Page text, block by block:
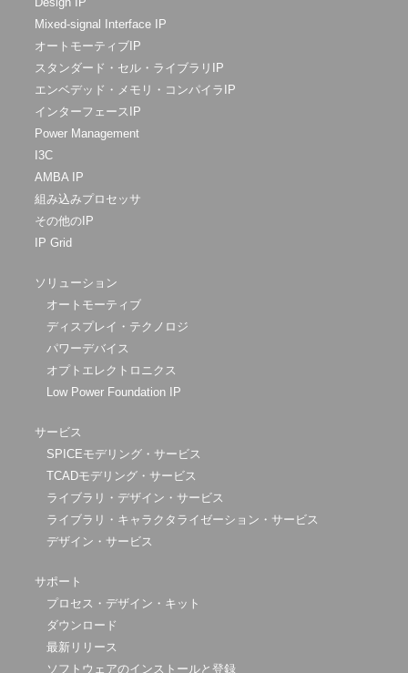
Mixed-signal Interface IP
オートモーティブIP
スタンダード・セル・ライブラリIP
エンベデッド・メモリ・コンパイラIP
インターフェースIP
Power Management
I3C
AMBA IP
組み込みプロセッサ
その他のIP
IP Grid
ソリューション
オートモーティブ
ディスプレイ・テクノロジ
パワーデバイス
オプトエレクトロニクス
Low Power Foundation IP
サービス
SPICEモデリング・サービス
TCADモデリング・サービス
ライブラリ・デザイン・サービス
ライブラリ・キャラクタライゼーション・サービス
デザイン・サービス
サポート
プロセス・デザイン・キット
ダウンロード
最新リリース
ソフトウェアのインストールと登録